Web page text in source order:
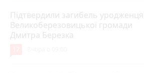
Підтвердили загибель уродженця
Великоберезовицької громади
Дмитра Березка